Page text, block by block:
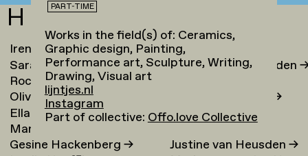
H
Irene Loc Uyen Le Ha →
Sarai de Haan→
Rocco Enzo ter Haar→
Oliver Haardt→
Ella de Haas→
Marte van Haaster
Gesine Hackenberg→
Chaja Hertog
Melle van Herwaarden
→
Alya Hessy→
Justine van Heusden→
PART-TIME
Works in the field(s) of: Ceramics,
Graphic design, Painting,
Performance art, Sculpture, Writing,
Drawing, Visual art
lijntjes.nl
Instagram
Part of collective:Offo.love Collective